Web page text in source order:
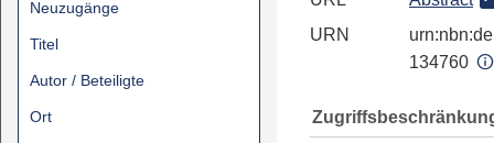
Neuzugänge
Titel
Autor / Beteiligte
Ort
URN
134760